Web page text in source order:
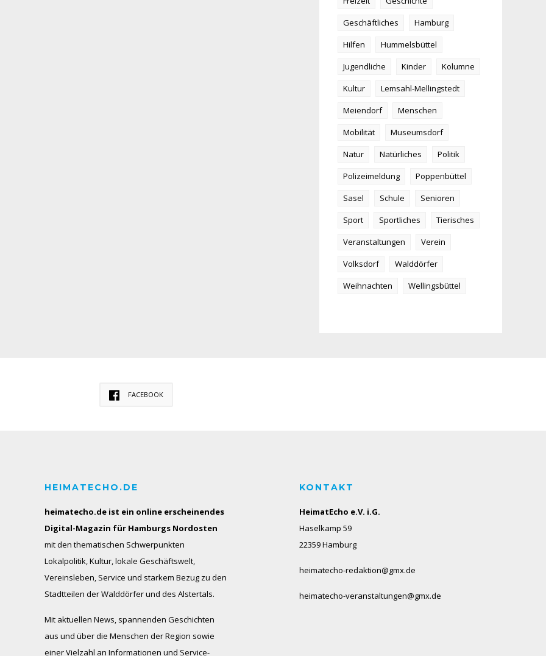
Geschäftliches
Hamburg
Hilfen
Hummelsbüttel
Jugendliche
Kinder
Kolumne
Kultur
Lemsahl-Mellingstedt
Meiendorf
Menschen
Mobilität
Museumsdorf
Natur
Natürliches
Politik
Polizeimeldung
Poppenbüttel
Sasel
Schule
Senioren
Sport
Sportliches
Tierisches
Veranstaltungen
Verein
Volksdorf
Walddörfer
Weihnachten
Wellingsbüttel
FACEBOOK
HEIMATECHO.DE
heimatecho.de ist ein online erscheinendes
Digital-Magazin für Hamburgs Nordosten
mit den thematischen Schwerpunkten
Lokalpolitik, Kultur, lokale Geschäftswelt,
Vereinsleben, Service und starkem Bezug zu den
Stadtteilen der Walddörfer und des Alstertals.
Mit aktuellen News, spannenden Geschichten
aus und über die Menschen der Region sowie
einer Vielzahl an Informationen und Service-
KONTAKT
HeimatEcho e.V. i.G.
Haselkamp 59
22359 Hamburg
heimatecho-redaktion@gmx.de
heimatecho-veranstaltungen@gmx.de